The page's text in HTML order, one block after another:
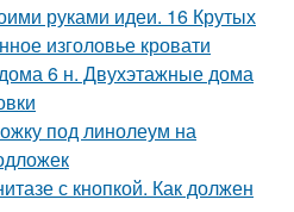
руками идеи. 16 Крутых
изголовье кровати
6 н. Двухэтажные дома
под линолеум на
с кнопкой. Как должен